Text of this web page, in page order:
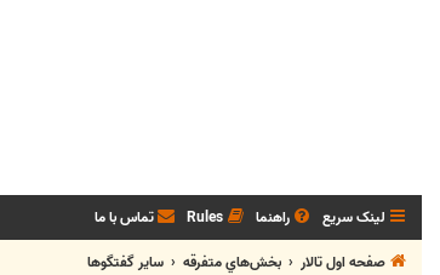
لینک سریع راهنما Rules تماس با ما
صفحه اول تالار
بخش‌‌هاي متفرقه ساير گفتگوها